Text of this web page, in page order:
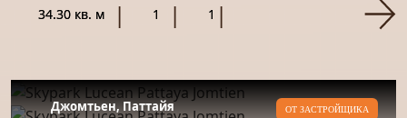
34.30 кв. м 1 1
Джомтьен, Паттайя ОТ ЗАСТРОЙЩИКА